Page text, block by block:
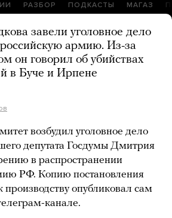
РАЗБОР ПОДКАСТЫ МАГАЗ
завели уголовное дело
армию. Из-за
он говорил об убийствах
в Буче и Ирпене
возбудил уголовное дело
депутата Госдумы Дмитрия
в распространении
РФ. Копию постановления
производству опубликовал сам
канале.